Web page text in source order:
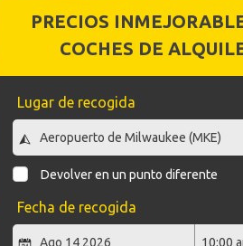
PRECIOS
COCHES DE
Lugar de recogida
Devolver en un punto diferente
Fecha de recogida